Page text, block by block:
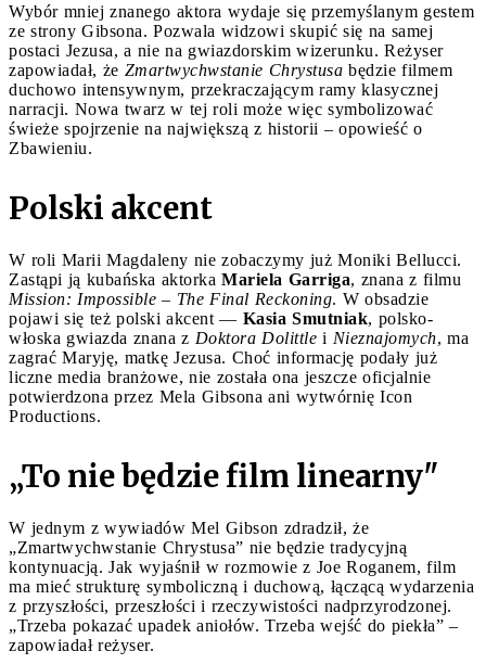
Wybór mniej znanego aktora wydaje się przemyślanym gestem
ze strony Gibsona. Pozwala widzowi skupić się na samej
postaci Jezusa, a nie na gwiazdorskim wizerunku. Reżyser
zapowiadał, że Zmartwychwstanie Chrystusa będzie filmem
duchowo intensywnym, przekraczającym ramy klasycznej
narracji. Nowa twarz w tej roli może więc symbolizować
świeże spojrzenie na największą z historii – opowieść o
Zbawieniu.
Polski akcent
W roli Marii Magdaleny nie zobaczymy już Moniki Bellucci.
Zastąpi ją kubańska aktorka Mariela Garriga, znana z filmu
Mission: Impossible – The Final Reckoning. W obsadzie
pojawi się też polski akcent — Kasia Smutniak, polsko-
włoska gwiazda znana z Doktora Dolittle i Nieznajomych, ma
zagrać Maryję, matkę Jezusa. Choć informację podały już
liczne media branżowe, nie została ona jeszcze oficjalnie
potwierdzona przez Mela Gibsona ani wytwórnię Icon
Productions.
„To nie będzie film linearny"
W jednym z wywiadów Mel Gibson zdradził, że
„Zmartwychwstanie Chrystusa” nie będzie tradycyjną
kontynuacją. Jak wyjaśnił w rozmowie z Joe Roganem, film
ma mieć strukturę symboliczną i duchową, łączącą wydarzenia
z przyszłości, przeszłości i rzeczywistości nadprzyrodzonej.
„Trzeba pokazać upadek aniołów. Trzeba wejść do piekła” –
zapowiadał reżyser.